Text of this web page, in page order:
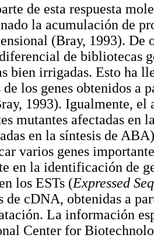
de esta respuesta
la acumulación de
(Bray, 1993). De
de bibliotecas
bien irrigadas. Esto ha
de los genes obtenidos a
1993). Igualmente, el
mutantes afectadas en
en la síntesis de
varios genes
en la identificación de
los ESTs (Expressed
de cDNA, obtenidas a
La información
Center for